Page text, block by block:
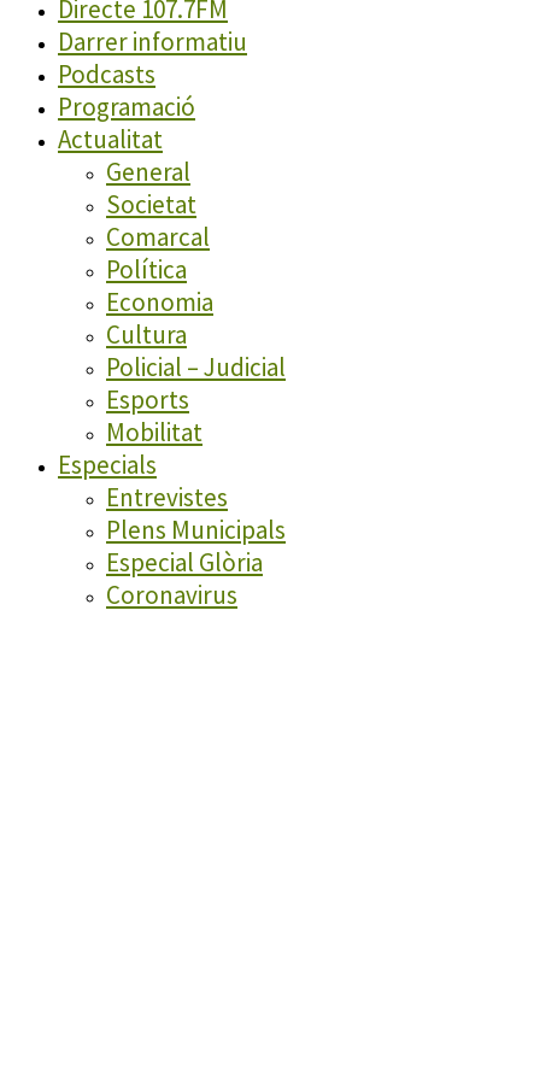
Directe 107.7FM
Darrer informatiu
Podcasts
Programació
Actualitat
General
Societat
Comarcal
Política
Economia
Cultura
Policial – Judicial
Esports
Mobilitat
Especials
Entrevistes
Plens Municipals
Especial Glòria
Coronavirus